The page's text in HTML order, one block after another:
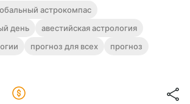
Павла Глобы на 03
года (Понедельник)
Астрокомпас
астрокомпас
день
авестийская астрология
прогноз для всех
прогноз